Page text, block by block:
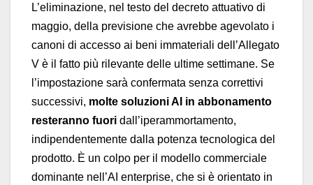
L’eliminazione, nel testo del decreto attuativo di
maggio, della previsione che avrebbe agevolato i
canoni di accesso ai beni immateriali dell’Allegato
V è il fatto più rilevante delle ultime settimane. Se
l’impostazione sarà confermata senza correttivi
successivi, molte soluzioni AI in abbonamento
resteranno fuori dall’iperammortamento,
indipendentemente dalla potenza tecnologica del
prodotto. È un colpo per il modello commerciale
dominante nell’AI enterprise, che si è orientato in